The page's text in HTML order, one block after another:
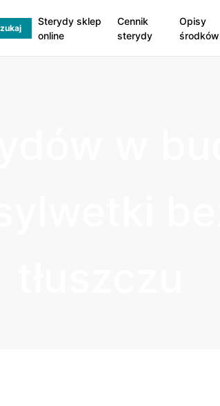
Sterydy sklep
online
Cennik
sterydy
Opisy
środków